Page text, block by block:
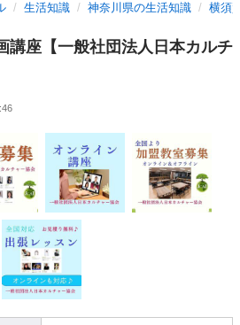
生活知識 神奈川県の生活知識 横須
座【一般社団法人日本カルチ